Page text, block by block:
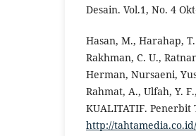
Desain. Vol.1, No. 4
Hasan, M., Harahap,
Rakhman, C. U.,
Herman, Nursaeni,
Rahmat, A., Ulfah, Y.
KUALITATIF. Penerbit
http://